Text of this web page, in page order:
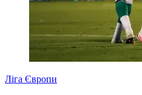
Ліга Європи